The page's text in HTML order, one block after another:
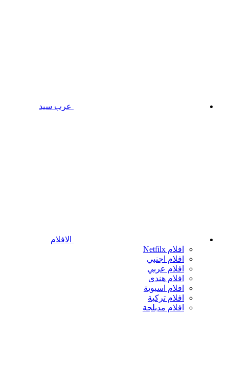
عرب سيد
الافلام
افلام Netfilx
افلام اجنبي
افلام عربي
افلام هندى
افلام اسيوية
افلام تركية
افلام مدبلجة